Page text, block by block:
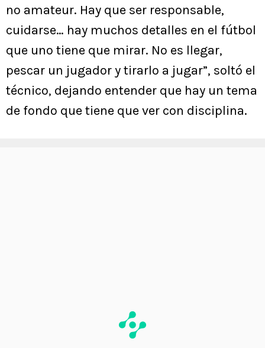
no amateur. Hay que ser responsable,
cuidarse… hay muchos detalles en el fútbol
que uno tiene que mirar. No es llegar,
pescar un jugador y tirarlo a jugar”, soltó el
técnico, dejando entender que hay un tema
de fondo que tiene que ver con disciplina.